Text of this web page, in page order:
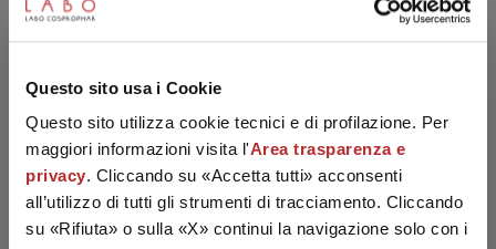
Questo sito usa i Cookie
Questo sito utilizza cookie tecnici e di profilazione. Per
maggiori informazioni visita l'Area trasparenza e
privacy. Cliccando su «Accetta tutti» acconsenti
all’utilizzo di tutti gli strumenti di tracciamento. Cliccando
su «Rifiuta» o sulla «X» continui la navigazione solo con i
Labo in Kenya per Alice for Children
Labo supporta il progetto della onlus Alice fo Children in Kenya con un
contributo per laboratorio informatico dell'orfanotrofio Alice Village.
Leggi l'articolo
Looks like you're in United States!
You want to visit the Labo Suisse
International Website?